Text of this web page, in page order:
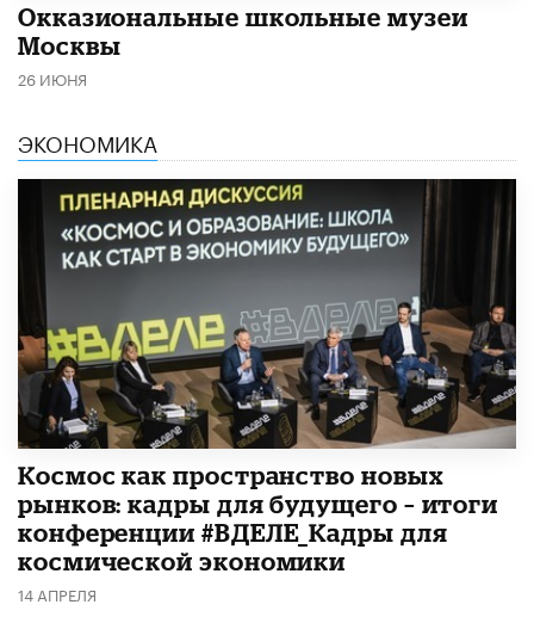
​Окказиональные школьные музеи
Москвы
26 ИЮНЯ
ЭКОНОМИКА
Космос как пространство новых
рынков: кадры для будущего – итоги
конференции #ВДЕЛЕ_Кадры для
космической экономики
14 АПРЕЛЯ